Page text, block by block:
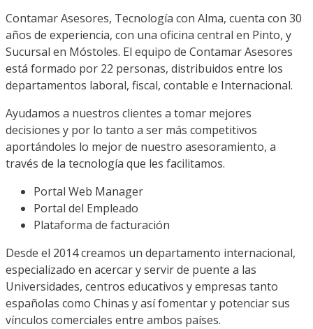
Contamar Asesores, Tecnología con Alma, cuenta con 30
años de experiencia, con una oficina central en Pinto, y
Sucursal en Móstoles. El equipo de Contamar Asesores
está formado por 22 personas, distribuidos entre los
departamentos laboral, fiscal, contable e Internacional.
Ayudamos a nuestros clientes a tomar mejores
decisiones y por lo tanto a ser más competitivos
aportándoles lo mejor de nuestro asesoramiento, a
través de la tecnología que les facilitamos.
Portal Web Manager
Portal del Empleado
Plataforma de facturación
Desde el 2014 creamos un departamento internacional,
especializado en acercar y servir de puente a las
Universidades, centros educativos y empresas tanto
españolas como Chinas y así fomentar y potenciar sus
vínculos comerciales entre ambos países.